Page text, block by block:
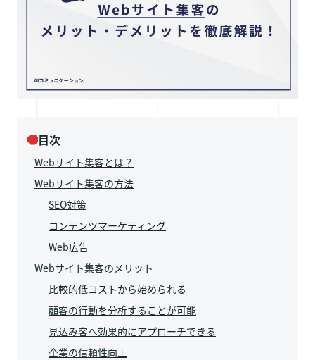
目次
Webサイト集客とは？
Webサイト集客の方法
SEO対策
コンテンツマーケティング
Web広告
Webサイト集客のメリット
比較的低コストから始められる
顧客の行動を分析することが可能
見込み客へ効果的にアプローチできる
企業の信頼性向上